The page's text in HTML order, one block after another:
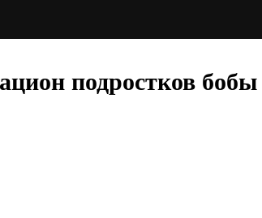
подростков бобы